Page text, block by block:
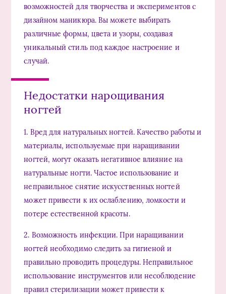
возможностей для творчества и экспериментов с
дизайном маникюра. Вы можете выбирать
различные формы, цвета и узоры, создавая
уникальный стиль под каждое настроение и
случай.
Недостатки нарощивания
ногтей
1. Вред для натуральных ногтей. Качество работы и
материалы, используемые при наращивании
ногтей, могут оказать негативное влияние на
натуральные ногти. Частое использование и
неправильное снятие искусственных ногтей
может привести к их ослаблению, ломкости и
потере естественной красоты.
2. Возможность инфекции. При наращивании
ногтей необходимо следить за гигиеной и
правильно проводить процедуры. Неправильное
использование инструментов или несоблюдение
правил стерилизации может привести к